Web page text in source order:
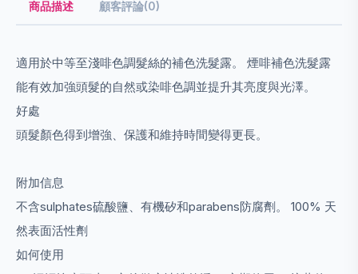
商品描述 顧客評論(0)
適用於中等至淺啡色調髮絲的補色洗髮露。 煙啡補色洗髮露
能有效加強頭髮的自然或染啡色調並提升其亮度與光澤。
好處
頭髮顏色得到增強、保護和維持時間變得更長。
附加信息
不含sulphates硫酸鹽、有機矽和parabens防腐劑。 100% 天
然表面活性劑
如何使用